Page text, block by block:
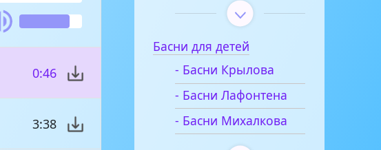
0:46
3:38
Басни для детей
- Басни Крылова
- Басни Лафонтена
- Басни Михалкова